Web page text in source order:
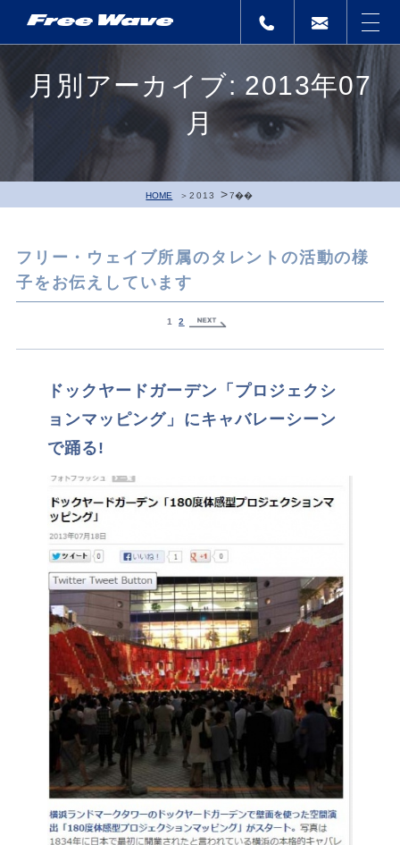
月別アーカイブ: 2013年07
月
HOME 2013 >7��
フリー・ウェイブ所属のタレントの活動の様
子をお伝えしています
1 2
ドックヤードガーデン「プロジェクシ
ョンマッピング」にキャバレーシーン
で踊る!